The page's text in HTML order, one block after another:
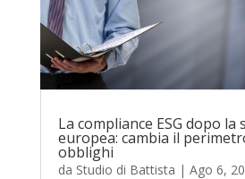
La compliance ESG dopo la
europea: cambia il
obblighi
da Studio di Battista | Ago 6,